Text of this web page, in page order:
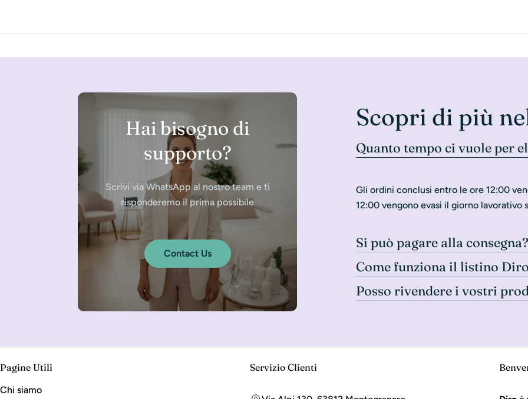
Hai bisogno di
supporto?
Scrivi via WhatsApp al nostro team e ti
risponderemo il prima possibile
Contact Us
Scopri di più
Quanto tempo ci vuole per
Gli ordini conclusi entro le ore 12:00
12:00 vengono evasi il giorno lavorativo
Si può pagare alla consegna?
Come funziona il listino
Posso rivendere i vostri
Pagine Utili
Chi siamo
Servizio Clienti